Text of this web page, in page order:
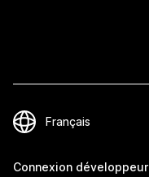
Connexion développeur